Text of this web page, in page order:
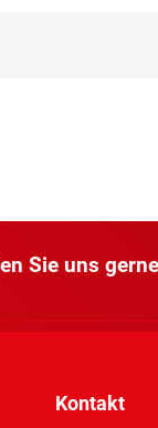
Sie uns
Kontakt